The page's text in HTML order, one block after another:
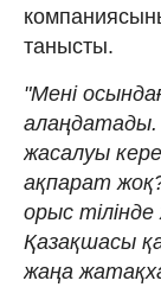
танысты.
"Мені
жасалуы
ақпарат
орыс
Қазақшасы
жаңа